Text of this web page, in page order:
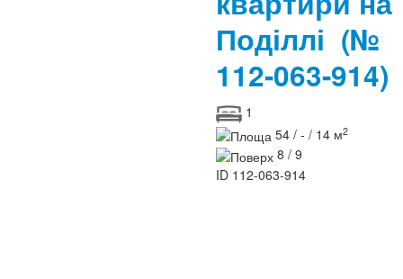
Поділлі (№
112-063-914)
1
54 / - / 14 м2
8 / 9
ID 112-063-914